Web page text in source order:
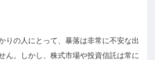
りの人にとって、暴落は非常に不安な出
ん。しかし、株式市場や投資信託は常に